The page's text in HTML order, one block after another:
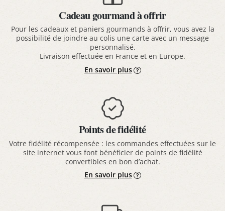
Cadeau gourmand à offrir
Pour les cadeaux et paniers gourmands à offrir, vous avez la
possibilité de joindre au colis une carte avec un message
personnalisé.
Livraison effectuée en France et en Europe.
En savoir plus
Points de fidélité
Votre fidélité récompensée : les commandes effectuées sur le
site internet vous font bénéficier de points de fidélité
convertibles en bon d’achat.
En savoir plus